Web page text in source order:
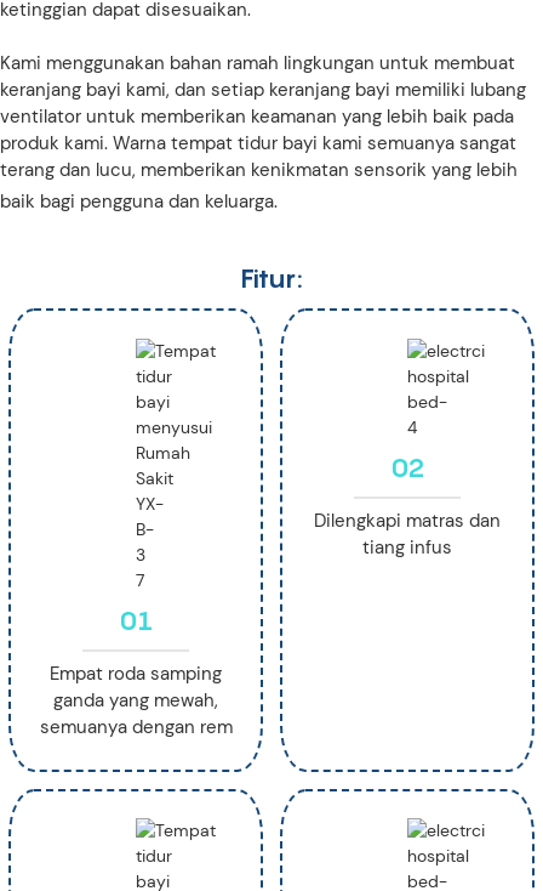
ketinggian dapat disesuaikan.
Kami menggunakan bahan ramah lingkungan untuk membuat
keranjang bayi kami, dan setiap keranjang bayi memiliki lubang
ventilator untuk memberikan keamanan yang lebih baik pada
produk kami. Warna tempat tidur bayi kami semuanya sangat
terang dan lucu, memberikan kenikmatan sensorik yang lebih
baik bagi pengguna dan keluarga.
Fitur:
01
Empat roda samping
ganda yang mewah,
semuanya dengan rem
02
Dilengkapi matras dan
tiang infus